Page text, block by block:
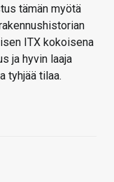
tämän myötä
ITX kokoisena
ja hyvin laaja
tyhjää tilaa.